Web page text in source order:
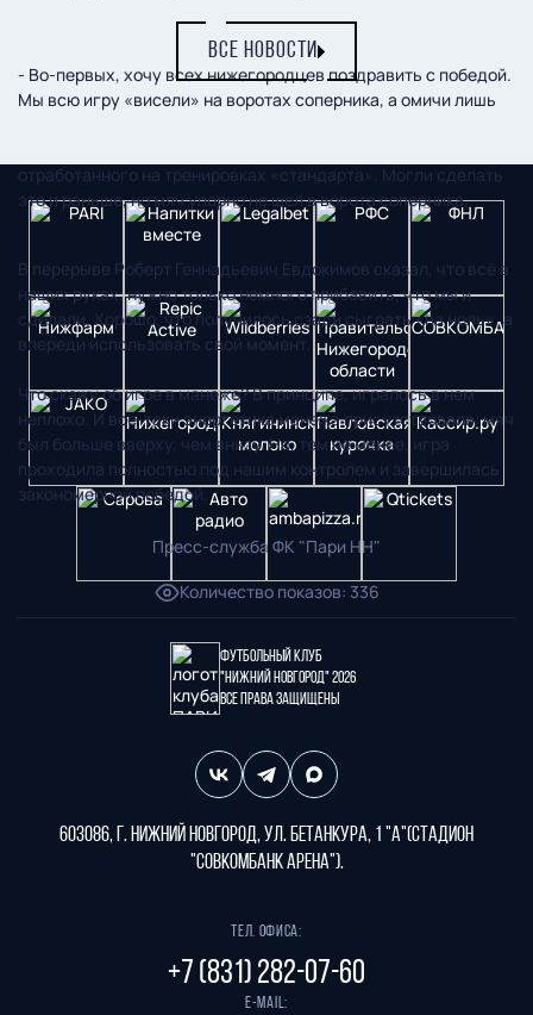
- Во-первых, хочу всех нижегородцев поздравить с победой.
Мы всю игру «висели» на воротах соперника, а омичи лишь
отработанного на тренировках «стандарта». Могли сделать
это и раньше, но мяч упорно не шел в ворота соперника.
В перерыве Роберт Геннадьевич Евдокимов сказал, что всё в
наших руках, нужно только немного прибавить, что мы и
сделали. Хорошо, что получилось сзади сыграть «на ноль», а
впереди использовать свой момент.
Что скажу об игре в манеже? В принципе, игралось в нем
неплохо. И все-таки энергетика манежа присутствовала: мяч
был больше вверху, чем внизу. Но, тем не менее, игра
проходила полностью под нашим контролем и завершилась
закономерной победой.
Пресс-служба ФК "Пари НН"
Количество показов: 336
ВСЕ НОВОСТИ
Футбольный клуб
"Нижний Новгород" 2026
Все права защищены
603086, г. Нижний Новгород, ул. Бетанкура, 1 "А"(стадион
"СОВКОМБАНК АРЕНА").
Тел. офиса:
+7 (831) 282-07-60
E-mail: